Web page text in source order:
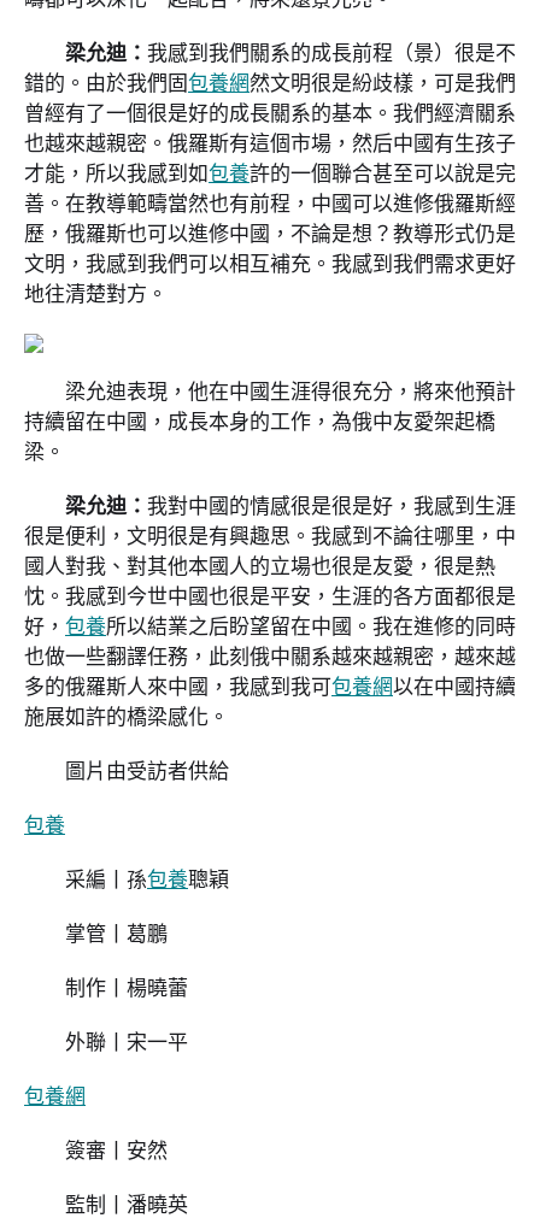
梁允迪： 我感到我們關系的成長前程（景）很是不
錯的。由於我們固包養網然文明很是紛歧樣，可是我們
曾經有了一個很是好的成長關系的基本。我們經濟關系
也越來越親密。俄羅斯有這個市場，然后中國有生孩子
才能，所以我感到如包養許的一個聯合甚至可以說是完
善。在教導範疇當然也有前程，中國可以進修俄羅斯經
歷，俄羅斯也可以進修中國，不論是想？教導形式仍是
文明，我感到我們可以相互補充。我感到我們需求更好
地往清楚對方。
梁允迪表現，他在中國生涯得很充分，將來他預計
持續留在中國，成長本身的工作，為俄中友愛架起橋
梁。
梁允迪： 我對中國的情感很是很是好，我感到生涯
很是便利，文明很是有興趣思。我感到不論往哪里，中
國人對我、對其他本國人的立場也很是友愛，很是熱
忱。我感到今世中國也很是平安，生涯的各方面都很是
好， 包養所以結業之后盼望留在中國。我在進修的同時
也做一些翻譯任務，此刻俄中關系越來越親密，越來越
多的俄羅斯人來中國，我感到我可包養網以在中國持續
施展如許的橋梁感化。
圖片由受訪者供給
包養
采編丨孫包養聰穎
掌管丨葛鵬
制作丨楊曉蕾
外聯丨宋一平
包養網
簽審丨安然
監制丨潘曉英